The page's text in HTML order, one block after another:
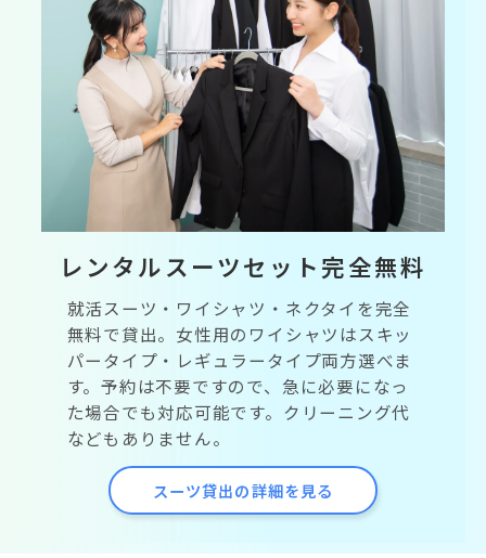
レンタルスーツセット完全無料
就活スーツ・ワイシャツ・ネクタイを完全
無料で貸出。女性用のワイシャツはスキッ
パータイプ・レギュラータイプ両方選べま
す。予約は不要ですので、急に必要になっ
た場合でも対応可能です。クリーニング代
などもありません。
スーツ貸出の詳細を見る